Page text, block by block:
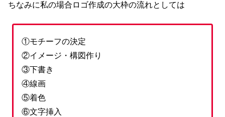
ちなみに私の場合ロゴ作成の大枠の流れとしては
①モチーフの決定
②イメージ・構図作り
③下書き
④線画
⑤着色
⑥文字挿入